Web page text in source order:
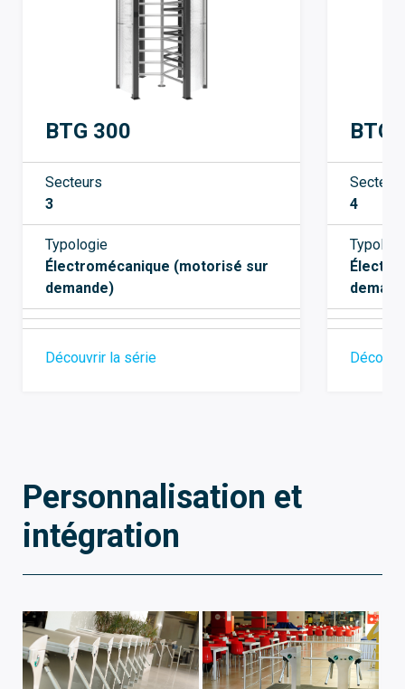
BTG 300
Secteurs
3
Typologie
Électromécanique (motorisé sur
demande)
Découvrir la série
BTG
4
Personnalisation et
intégration